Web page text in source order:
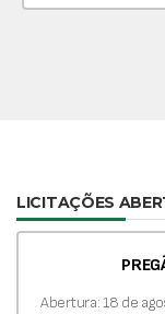
LICITAÇÕES
Abertura: 18 de